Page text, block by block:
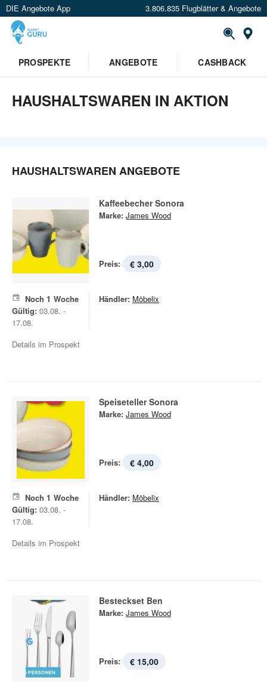
DIE Angebote App 3.806.835 Flugblätter & Angebote
PROSPEKTE
ANGEBOTE CASHBACK
HAUSHALTSWAREN IN AKTION
HAUSHALTSWAREN ANGEBOTE
Kaffeebecher Sonora
Marke: James Wood
Preis: € 3,00
Noch 1 Woche
Gültig: 03.08. -
17.08.
Händler: Möbelix
Details im Prospekt
Speiseteller Sonora
Marke: James Wood
Preis: € 4,00
Noch 1 Woche
Gültig: 03.08. -
17.08.
Händler: Möbelix
Details im Prospekt
Besteckset Ben
Marke: James Wood
Preis: € 15,00